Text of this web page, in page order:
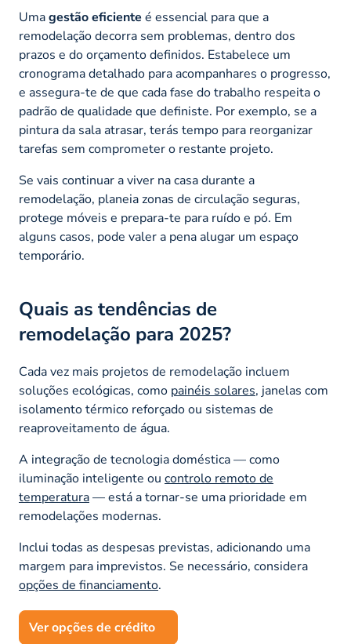
Umagestão eficiente é essencial para que a
remodelação decorra sem problemas, dentro dos
prazos e do orçamento definidos. Estabelece um
cronograma detalhado para acompanhares o progresso,
e assegura-te de que cada fase do trabalho respeita o
padrão de qualidade que definiste. Por exemplo, se a
pintura da sala atrasar, terás tempo para reorganizar
tarefas sem comprometer o restante projeto.
Se vais continuar a viver na casa durante a
remodelação, planeia zonas de circulação seguras,
protege móveis e prepara-te para ruído e pó. Em
alguns casos, pode valer a pena alugar um espaço
temporário.
Quais as tendências de
remodelação para 2025?
Cada vez mais projetos de remodelação incluem
soluções ecológicas, como painéis solares, janelas com
isolamento térmico reforçado ou sistemas de
reaproveitamento de água.
A integração de tecnologia doméstica — como
iluminação inteligente ou controlo remoto de
temperatura— está a tornar-se uma prioridade em
remodelações modernas.
Inclui todas as despesas previstas, adicionando uma
margem para imprevistos. Se necessário, considera
opções de financiamento.
Ver opções de crédito